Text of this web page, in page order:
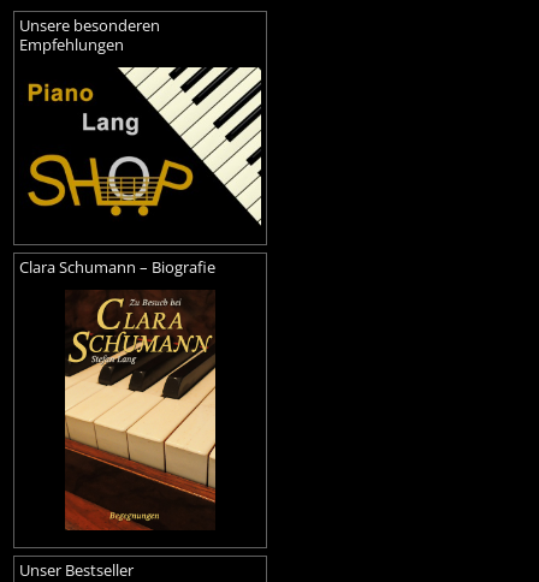
Unsere besonderen
Empfehlungen
Clara Schumann – Biografie
Unser Bestseller